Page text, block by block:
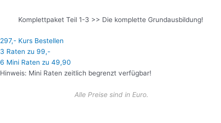
Komplettpaket Teil 1-3 >> Die komplette Grundausbildung!
297,- Kurs Bestellen
3 Raten zu 99,-
6 Mini Raten zu 49,90
Hinweis: Mini Raten zeitlich begrenzt verfügbar!
Alle Preise sind in Euro.